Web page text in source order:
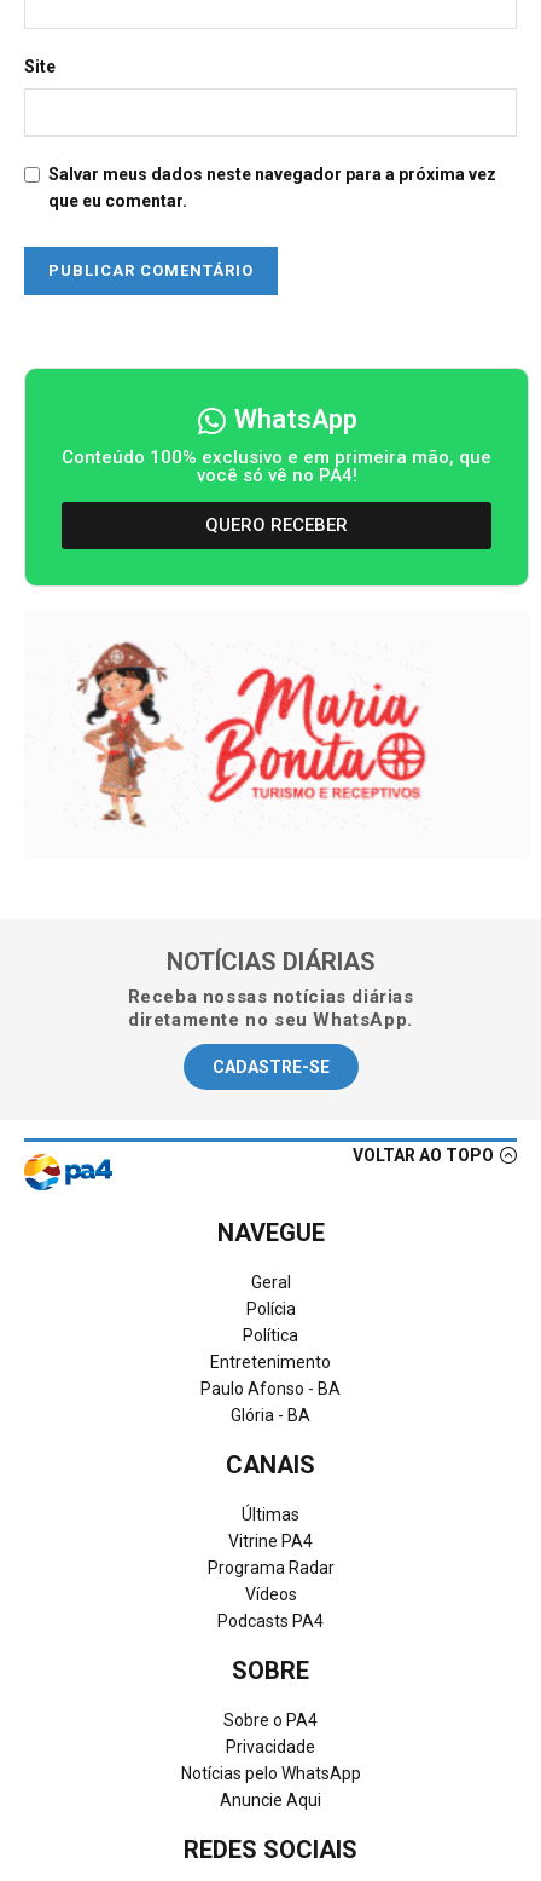
Site
Salvar meus dados neste navegador para a próxima vez
que eu comentar.
WhatsApp
Conteúdo 100% exclusivo e em primeira mão, que
você só vê no PA4!
QUERO RECEBER
NOTÍCIAS DIÁRIAS
Receba nossas notícias diárias
diretamente no seu WhatsApp.
CADASTRE-SE
VOLTAR AO TOPO
NAVEGUE
Geral
Polícia
Política
Entretenimento
Paulo Afonso - BA
Glória - BA
CANAIS
Últimas
Vitrine PA4
Programa Radar
Vídeos
Podcasts PA4
SOBRE
Sobre o PA4
Privacidade
Notícias pelo WhatsApp
Anuncie Aqui
REDES SOCIAIS